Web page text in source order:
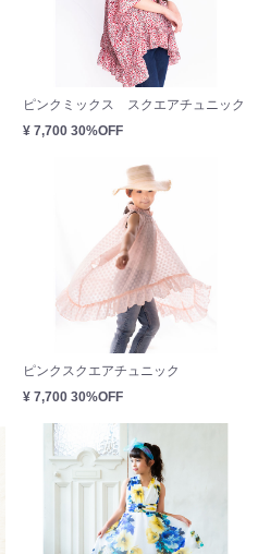
ピンクミックス スクエアチュニック
¥ 7,700 30%OFF
ピンクスクエアチュニック
¥ 7,700 30%OFF